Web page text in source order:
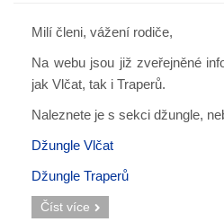
Milí členi, vážení rodiče,
Na webu jsou již zveřejněné
jak Vlčat, tak i Traperů.
Naleznete je s sekci džungle,
Džungle Vlčat
Džungle Traperů
Číst více